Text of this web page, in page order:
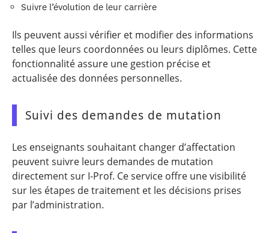
Suivre l’évolution de leur carrière
Ils peuvent aussi vérifier et modifier des informations
telles que leurs coordonnées ou leurs diplômes. Cette
fonctionnalité assure une gestion précise et
actualisée des données personnelles.
Suivi des demandes de mutation
Les enseignants souhaitant changer d’affectation
peuvent suivre leurs demandes de mutation
directement sur I-Prof. Ce service offre une visibilité
sur les étapes de traitement et les décisions prises
par l’administration.